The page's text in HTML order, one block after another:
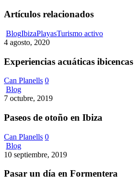
Artículos relacionados
BlogIbizaPlayasTurismo activoExperiencias
4 agosto, 2020
Experiencias acuáticas ibicencas
Can Planells 0
BlogPaseos
de
en
7 octubre, 2019
Paseos de otoño en Ibiza
Can Planells 0
BlogPasar
un
en
10 septiembre, 2019
Pasar un día en Formentera